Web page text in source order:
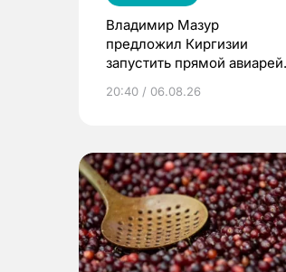
Владимир Мазур
предложил Киргизии
запустить прямой
20:40 / 06.08.26